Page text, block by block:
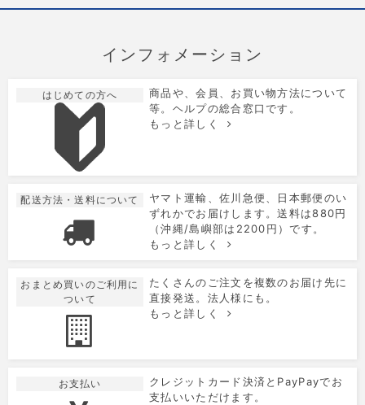
インフォメーション
はじめての方へ
商品や、会員、お買い物方法について
等。ヘルプの総合窓口です。
もっと詳しく
配送方法・送料について
ヤマト運輸、佐川急便、日本郵便のい
ずれかでお届けします。送料は880円
（沖縄/島嶼部は2200円）です。
もっと詳しく
おまとめ買いのご利用に
ついて
たくさんのご注文を複数のお届け先に
直接発送。法人様にも。
もっと詳しく
お支払い
クレジットカード決済とPayPayでお
支払いいただけます。